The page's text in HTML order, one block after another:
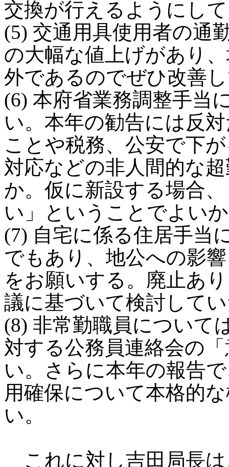
交換が行えるようにし
(5) 交通用具使用者の通
の大幅な値上げがあり
外であるのでぜひ改善
(6) 本府省業務調整手当
い。本年の勧告には反
ことや税務、公安で下
対応などの非人間的な
か。仮に新設する場合
い」ということでよい
(7) 自宅に係る住居手当
でもあり、地公への影
をお願いする。廃止あ
議に基づいて検討して
(8) 非常勤職員について
対する公務員連絡会の
い。さらに本年の報告
用確保について本格的
い。
これに対し吉田局長